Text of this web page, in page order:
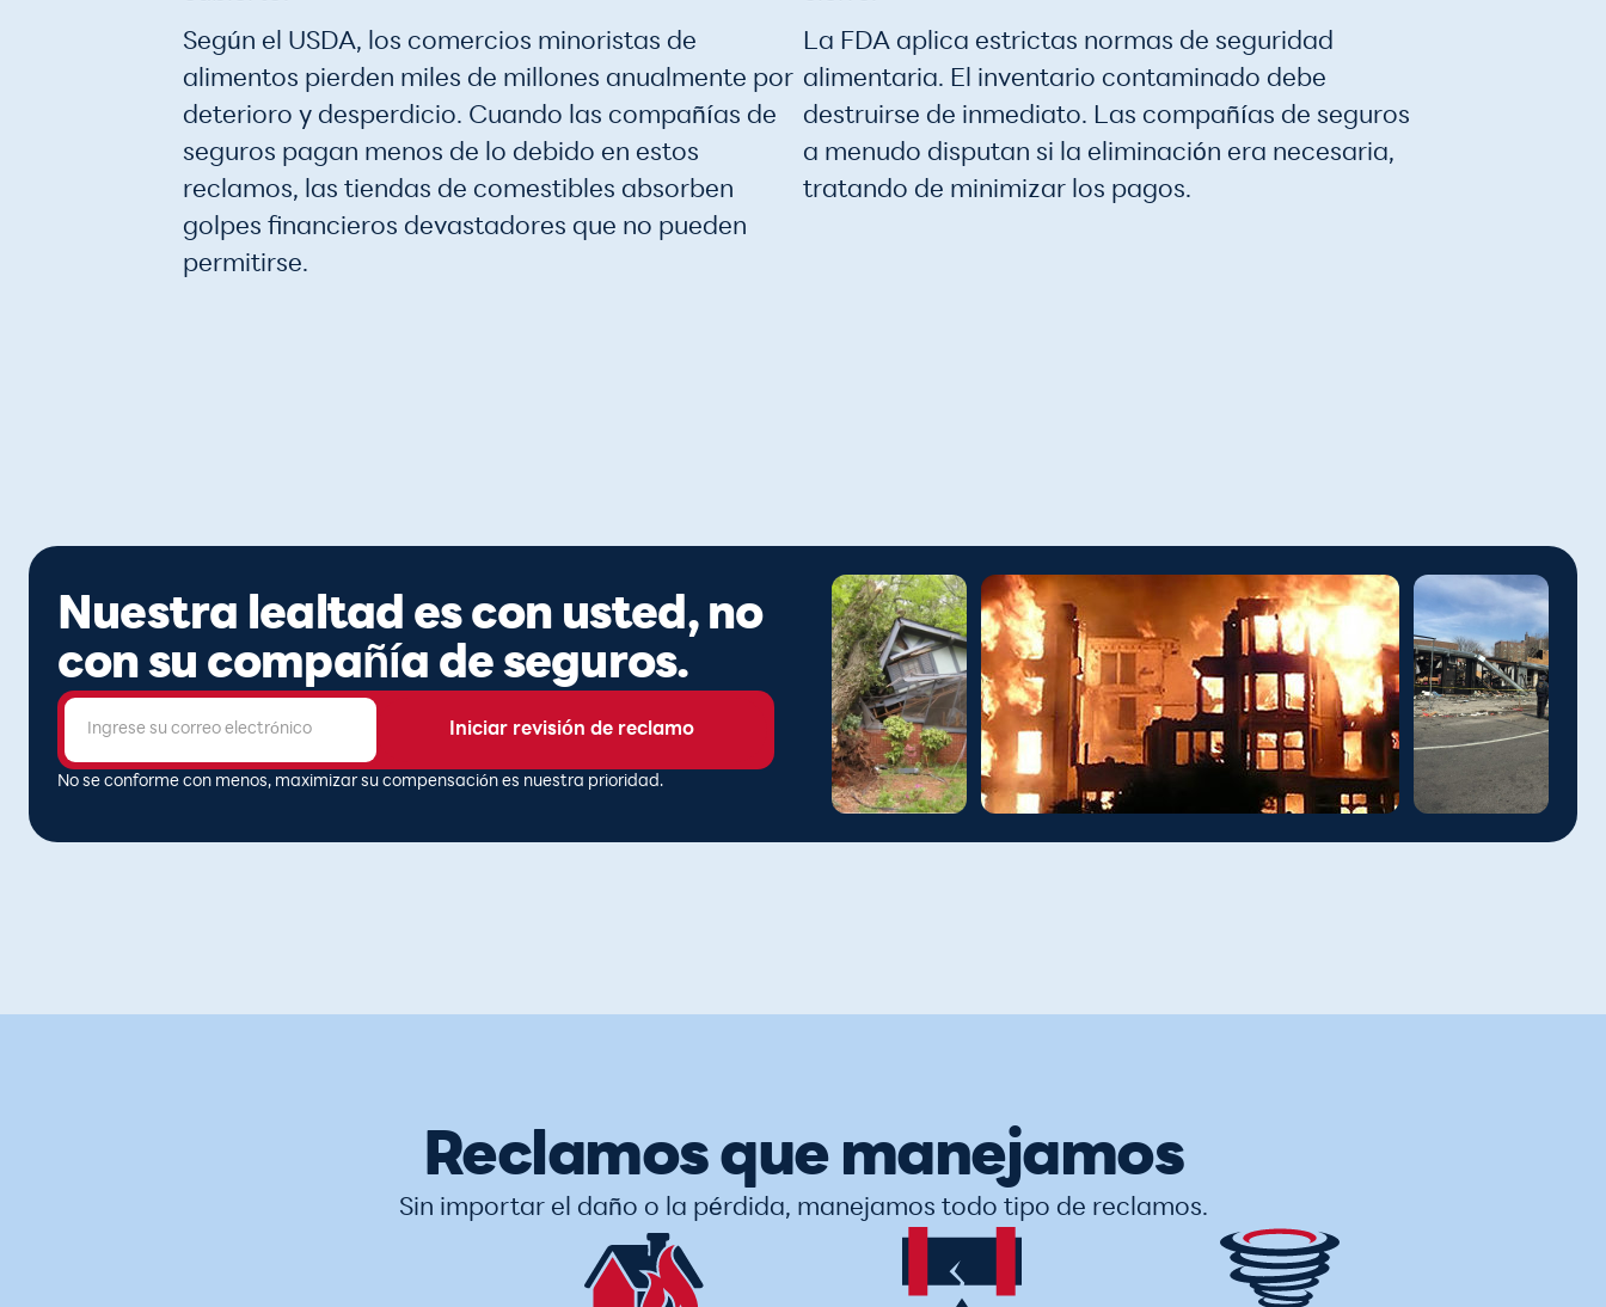
Según el USDA, los comercios minoristas de
alimentos pierden miles de millones anualmente por
deterioro y desperdicio. Cuando las compañías de
seguros pagan menos de lo debido en estos
reclamos, las tiendas de comestibles absorben
golpes financieros devastadores que no pueden
permitirse.
La FDA aplica estrictas normas de seguridad
alimentaria. El inventario contaminado debe
destruirse de inmediato. Las compañías de seguros
a menudo disputan si la eliminación era necesaria,
tratando de minimizar los pagos.
Nuestra lealtad es con usted, no
con su compañía de seguros.
No se conforme con menos, maximizar su compensación es nuestra prioridad.
Reclamos que manejamos
Sin importar el daño o la pérdida, manejamos todo tipo de reclamos.